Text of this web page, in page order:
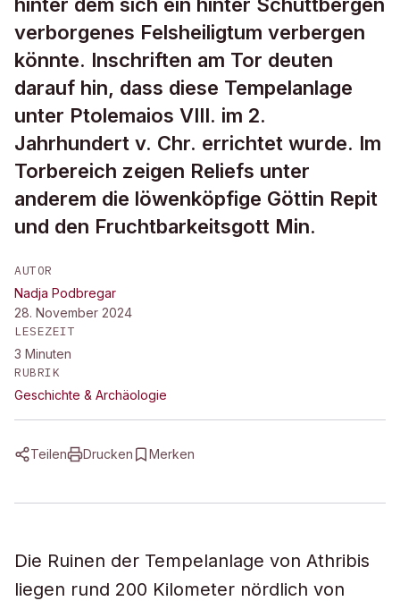
verborgenes Felsheiligtum verbergen
könnte. Inschriften am Tor deuten
darauf hin, dass diese Tempelanlage
unter Ptolemaios VIII. im 2.
Jahrhundert v. Chr. errichtet wurde. Im
Torbereich zeigen Reliefs unter
anderem die löwenköpfige Göttin Repit
und den Fruchtbarkeitsgott Min.
AUTOR
Nadja Podbregar
28. November 2024
LESEZEIT
3 Minuten
RUBRIK
Geschichte & Archäologie
Teilen Drucken Merken
Die Ruinen der Tempelanlage von Athribis
liegen rund 200 Kilometer nördlich von